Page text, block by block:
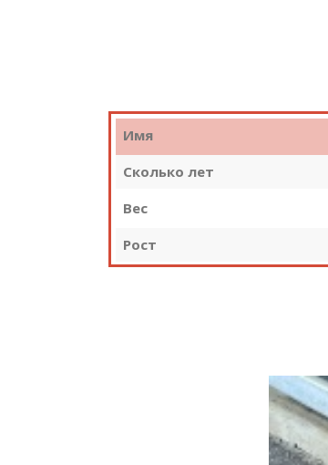
Имя
Сколько лет
Вес
Рост